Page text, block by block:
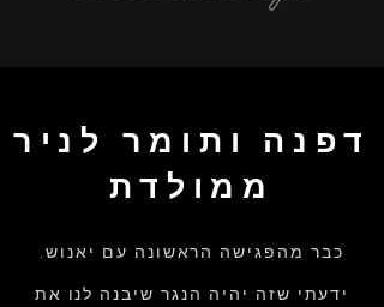
דפנה ותומר לניר
ממולדת
.כבר מהפגישה הראשונה עם יאנוש
ידעתי שזה יהיה הנגר שיבנה לנו את